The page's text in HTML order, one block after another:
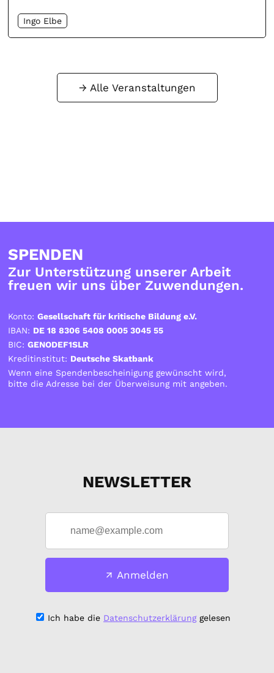
Ingo Elbe
Alle Veranstaltungen
SPENDEN
Zur Unterstützung unserer Arbeit
freuen wir uns über Zuwendungen.
Konto:Gesellschaft für kritische Bildung e.V.
IBAN: DE 18 8306 5408 0005 3045 55
BIC:GENODEF1SLR
Kreditinstitut: Deutsche Skatbank
Wenn eine Spendenbescheinigung gewünscht wird,
bitte die Adresse bei der Überweisung mit angeben.
NEWSLETTER
Anmelden
Ich habe die Datenschutzerklärunggelesen